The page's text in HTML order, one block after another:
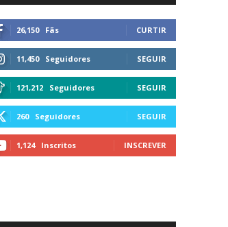
26,150 Fãs CURTIR
11,450 Seguidores SEGUIR
121,212 Seguidores SEGUIR
260 Seguidores SEGUIR
1,124 Inscritos INSCREVER